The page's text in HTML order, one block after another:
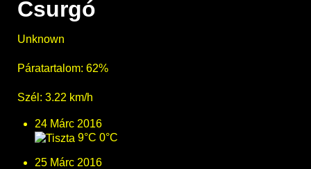
Csurgó
Unknown
Páratartalom: 62%
Szél: 3.22 km/h
24 Márc 2016
9°C 0°C
25 Márc 2016